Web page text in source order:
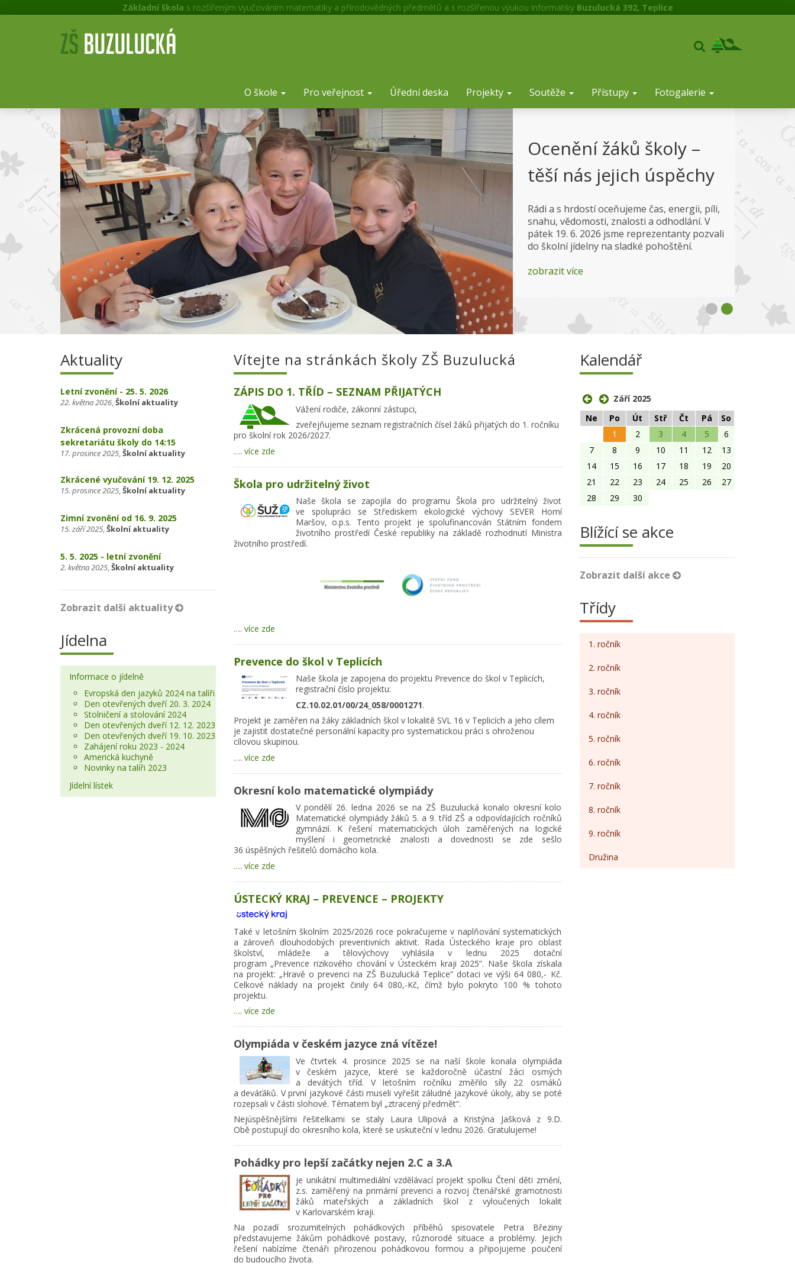
Základní škola s rozšířeným vyučováním matematiky a přírodovědných předmětů a s rozšířenou výukou informatiky Buzulucká 392, Teplice
O škole Pro veřejnost Úřední deska Projekty Soutěže Přístupy Fotogalerie
Ocenění žáků školy –
těší nás jejich úspěchy
Rádi a s hrdostí oceňujeme čas, energii, píli,
snahu, vědomosti, znalosti a odhodlání. V
pátek 19. 6. 2026 jsme reprezentanty pozvali
do školní jídelny na sladké pohoštění.
zobrazit více
Aktuality
Letní zvonění - 25. 5. 2026
22. května 2026,Školní aktuality
Zkrácená provozní doba
sekretariátu školy do 14:15
17. prosince 2025,Školní aktuality
Zkrácené vyučování 19. 12. 2025
15. prosince 2025,Školní aktuality
Zimní zvonění od 16. 9. 2025
15. září 2025,Školní aktuality
5. 5. 2025 - letní zvonění
2. května 2025,Školní aktuality
Zobrazit další aktuality
Jídelna
Informace o jídelně
Evropská den jazyků 2024 na talíři
Den otevřených dveří 20. 3. 2024
Stolničení a stolování 2024
Den otevřených dveří 12. 12. 2023
Den otevřených dveří 19. 10. 2023
Zahájení roku 2023 - 2024
Americká kuchyně
Novinky na talíři 2023
Jídelní lístek
Vítejte na stránkách školy ZŠ Buzulucká
ZÁPIS DO 1. TŘÍD – SEZNAM PŘIJATÝCH
Vážení rodiče, zákonní zástupci,
zveřejňujeme seznam registračních čísel žáků přijatých do 1. ročníku
pro školní rok 2026/2027.
…. více zde
Škola pro udržitelný život
Naše škola se zapojila do programu Škola pro udržitelný život
ve spolupráci se Střediskem ekologické výchovy SEVER Horní
Maršov, o.p.s. Tento projekt je spolufinancován Státním fondem
životního prostředí České republiky na základě rozhodnutí Ministra
životního prostředí.
…. více zde
Prevence do škol v Teplicích
Naše škola je zapojena do projektu Prevence do škol v Teplicích,
registrační číslo projektu:
CZ.10.02.01/00/24_058/0001271.
Projekt je zaměřen na žáky základních škol v lokalitě SVL 16 v Teplicích a jeho cílem
je zajistit dostatečné personální kapacity pro systematickou práci s ohroženou
cílovou skupinou.
…. více zde
Okresní kolo matematické olympiády
V pondělí 26. ledna 2026 se na ZŠ Buzulucká konalo okresní kolo
Matematické olympiády žáků 5. a 9. tříd ZŠ a odpovídajících ročníků
gymnázií. K řešení matematických úloh zaměřených na logické
myšlení i geometrické znalosti a dovednosti se zde sešlo
36 úspěšných řešitelů domácího kola.
…. více zde
ÚSTECKÝ KRAJ – PREVENCE – PROJEKTY
Také v letošním školním 2025/2026 roce pokračujeme v naplňování systematických
a zároveň dlouhodobých preventivních aktivit. Rada Ústeckého kraje pro oblast
školství, mládeže a tělovýchovy vyhlásila v lednu 2025 dotační
program „Prevence rizikového chování v Ústeckém kraji 2025”. Naše škola získala
na projekt: „Hravě o prevenci na ZŠ Buzulucká Teplice” dotaci ve výši 64 080,- Kč.
Celkové náklady na projekt činily 64 080,-Kč, čímž bylo pokryto 100 % tohoto
projektu.
…. více zde
Olympiáda v českém jazyce zná vítěze!
Ve čtvrtek 4. prosince 2025 se na naší škole konala olympiáda
v českém jazyce, které se každoročně účastní žáci osmých
a devátých tříd. V letošním ročníku změřilo síly 22 osmáků
a deváťáků. V první jazykové části museli vyřešit záludné jazykové úkoly, aby se poté
rozepsali v části slohové. Tématem byl „ztracený předmět“.
Nejúspěšnějšími řešitelkami se staly Laura Ulipová a Kristýna Jašková z 9.D.
Obě postupují do okresního kola, které se uskuteční v lednu 2026. Gratulujeme!
Pohádky pro lepší začátky nejen 2.C a 3.A
je unikátní multimediální vzdělávací projekt spolku Čtení děti změní,
z.s. zaměřený na primární prevenci a rozvoj čtenářské gramotnosti
žáků mateřských a základních škol z vyloučených lokalit
v Karlovarském kraji.
Na pozadí srozumitelných pohádkových příběhů spisovatele Petra Březiny
představujeme žákům pohádkové postavy, různorodé situace a problémy. Jejich
řešení nabízíme čtenáři přirozenou pohádkovou formou a připojujeme poučení
do budoucího života.
Kalendář
Září 2025
Ne
Po Út Stř Čt Pá
So
1
2 3 4 5
6
7
8 9 10 11 12
13
14
15 16 17 18 19
20
21
22 23 24 25 26
27
28
29 30
Blížící se akce
Zobrazit další akce
Třídy
1. ročník
2. ročník
3. ročník
4. ročník
5. ročník
6. ročník
7. ročník
8. ročník
9. ročník
Družina